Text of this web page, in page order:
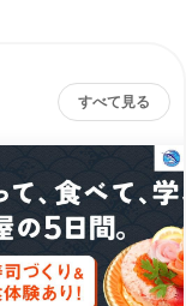
すべて見る